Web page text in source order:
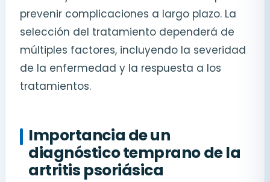
prevenir complicaciones a largo plazo. La
selección del tratamiento dependerá de
múltiples factores, incluyendo la severidad
de la enfermedad y la respuesta a los
tratamientos.
Importancia de un
diagnóstico temprano de la
artritis psoriásica